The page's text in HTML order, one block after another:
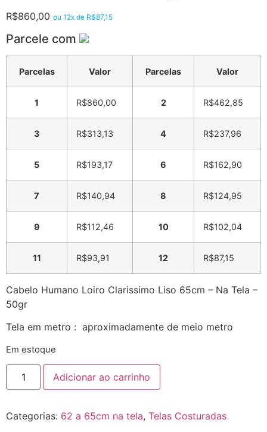
R$860,00 ou 12x de R$87,15
Parcele com
Parcelas Valor Parcelas Valor
1 R$860,00 2 R$462,85
3 R$313,13 4 R$237,96
5 R$193,17 6 R$162,90
7 R$140,94 8 R$124,95
9 R$112,46 10 R$102,04
11 R$93,91 12 R$87,15
Cabelo Humano Loiro Clarissimo Liso 65cm – Na Tela –
50gr
Tela em metro : aproximadamente de meio metro
Em estoque
Adicionar ao carrinho
Categorias: 62 a 65cm na tela, Telas Costuradas